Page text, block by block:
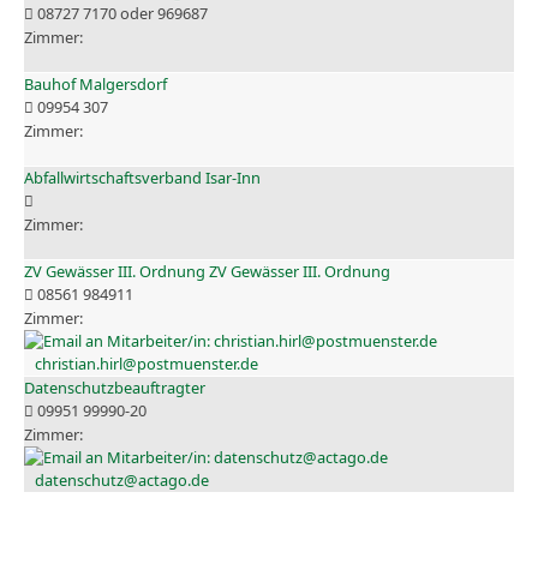
08727 7170 oder 969687
Bauhof Malgersdorf
09954 307
Abfallwirtschaftsverband Isar-Inn
ZV Gewässer III. Ordnung ZV Gewässer III. Ordnung
08561 984911
christian.hirl@postmuenster.de
Datenschutzbeauftragter
09951 99990-20
datenschutz@actago.de